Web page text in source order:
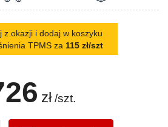
z okazji i dodaj w koszyku
TPMS za 115 zł/szt
zł /szt.